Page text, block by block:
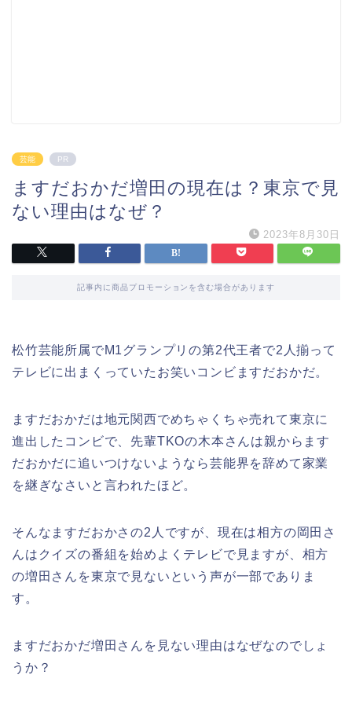
芸能 PR
ますだおかだ増田の現在は？東京で見
ない理由はなぜ？
2023年8月30日
記事内に商品プロモーションを含む場合があります
松竹芸能所属でM1グランプリの第2代王者で2人揃って
テレビに出まくっていたお笑いコンビますだおかだ。
ますだおかだは地元関西でめちゃくちゃ売れて東京に
進出したコンビで、先輩TKOの木本さんは親からます
だおかだに追いつけないようなら芸能界を辞めて家業
を継ぎなさいと言われたほど。
そんなますだおかさの2人ですが、現在は相方の岡田さ
んはクイズの番組を始めよくテレビで見ますが、相方
の増田さんを東京で見ないという声が一部でありま
す。
ますだおかだ増田さんを見ない理由はなぜなのでしょ
うか？